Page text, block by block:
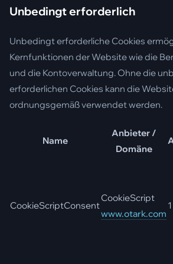
Unbedingt erforderlich
Unbedingt erforderliche Cookies
Kernfunktionen der Website wie die
und die Kontoverwaltung. Ohne die
erforderlichen Cookies kann die
ordnungsgemäß verwendet werden.
Name
Anbieter /
Domäne
CookieScriptConsent
CookieScript
www.otark.com